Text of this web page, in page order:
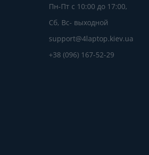
Пн-Пт с 10:00 до 17:00,
Сб, Вс- выходной
support@4laptop.kiev.ua
+38 (096) 167-52-29